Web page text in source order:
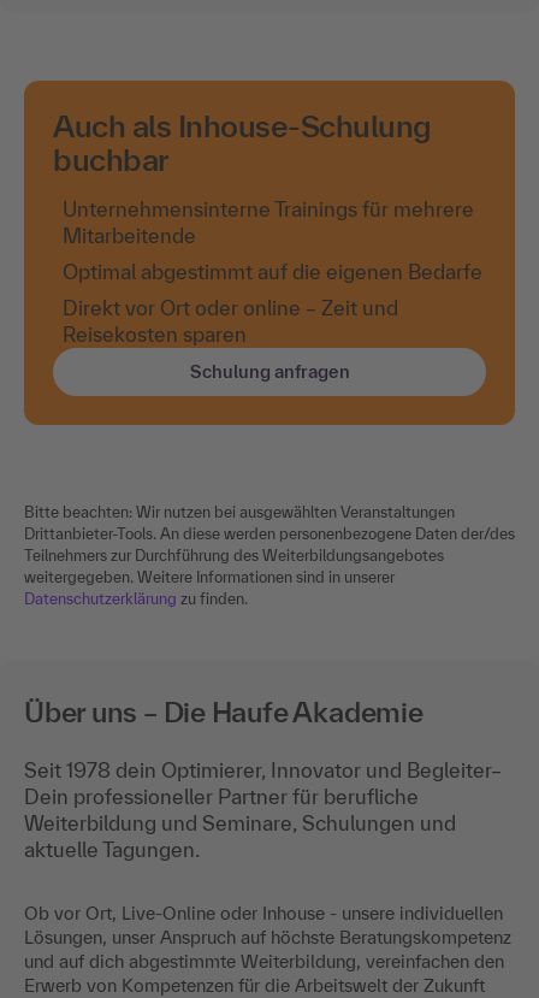
Auch als Inhouse-Schulung
buchbar
Unternehmensinterne Trainings für mehrere
Mitarbeitende
Optimal abgestimmt auf die eigenen Bedarfe
Direkt vor Ort oder online – Zeit und
Reisekosten sparen
Schulung anfragen
Bitte beachten: Wir nutzen bei ausgewählten Veranstaltungen
Drittanbieter-Tools. An diese werden personenbezogene Daten der/des
Teilnehmers zur Durchführung des Weiterbildungsangebotes
weitergegeben. Weitere Informationen sind in unserer
Datenschutzerklärung zu finden.
Über uns – Die Haufe Akademie
Seit 1978 dein Optimierer, Innovator und Begleiter–
Dein professioneller Partner für berufliche
Weiterbildung und Seminare, Schulungen und
aktuelle Tagungen.
Ob vor Ort, Live-Online oder Inhouse - unsere individuellen
Lösungen, unser Anspruch auf höchste Beratungskompetenz
und auf dich abgestimmte Weiterbildung, vereinfachen den
Erwerb von Kompetenzen für die Arbeitswelt der Zukunft